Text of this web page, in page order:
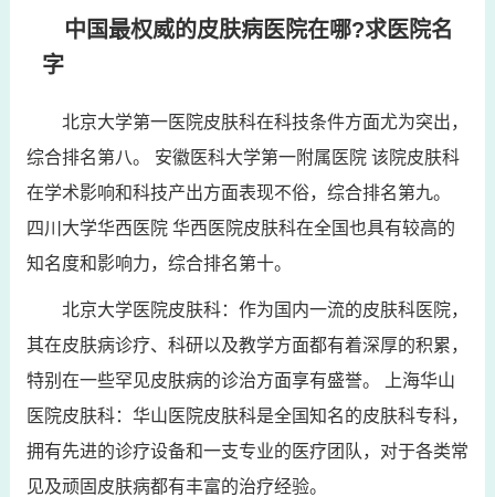
中国最权威的皮肤病医院在哪?求医院名
字
北京大学第一医院皮肤科在科技条件方面尤为突出，
综合排名第八。 安徽医科大学第一附属医院 该院皮肤科
在学术影响和科技产出方面表现不俗，综合排名第九。
四川大学华西医院 华西医院皮肤科在全国也具有较高的
知名度和影响力，综合排名第十。
北京大学医院皮肤科：作为国内一流的皮肤科医院，
其在皮肤病诊疗、科研以及教学方面都有着深厚的积累，
特别在一些罕见皮肤病的诊治方面享有盛誉。 上海华山
医院皮肤科：华山医院皮肤科是全国知名的皮肤科专科，
拥有先进的诊疗设备和一支专业的医疗团队，对于各类常
见及顽固皮肤病都有丰富的治疗经验。